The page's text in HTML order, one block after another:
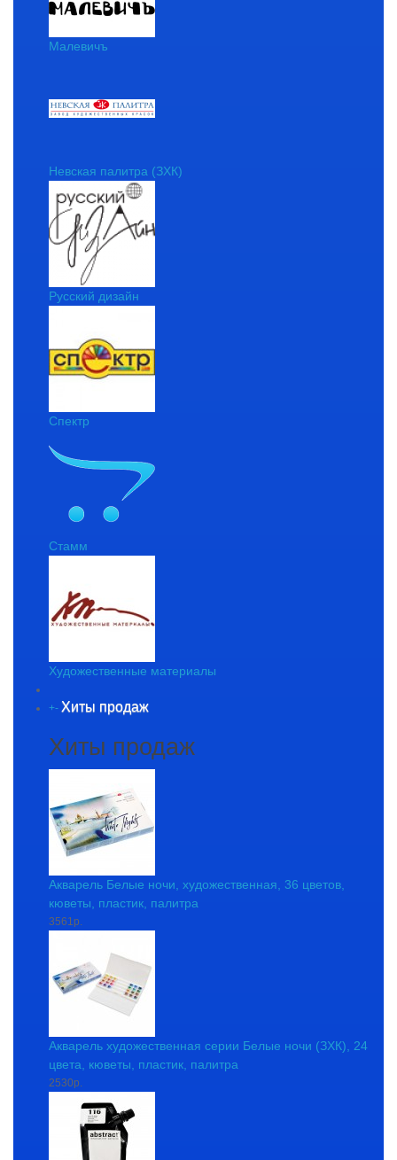
Малевичъ
Невская палитра (ЗХК)
Русский дизайн
Спектр
Стамм
Художественные материалы
+- Хиты продаж
Хиты продаж
Акварель Белые ночи, художественная, 36 цветов,
кюветы, пластик, палитра
3561р.
Акварель художественная серии Белые ночи (ЗХК), 24
цвета, кюветы, пластик, палитра
2530р.